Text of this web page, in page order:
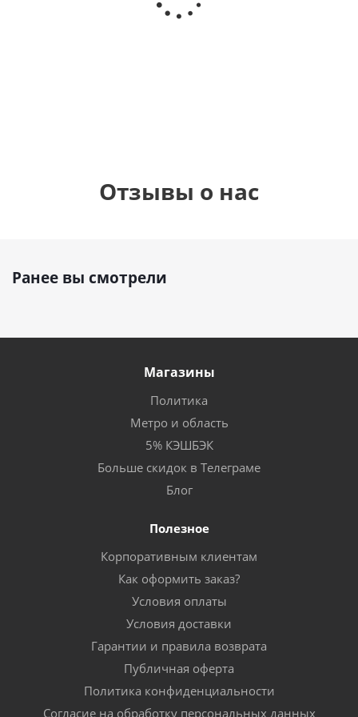
Сердце розовое
Отзывы о нас
Ранее вы смотрели
Магазины
Политика
Метро и область
5% КЭШБЭК
Больше скидок в Телеграме
Блог
Полезное
Корпоративным клиентам
Как оформить заказ?
Условия оплаты
Условия доставки
Гарантии и правила возврата
Публичная оферта
Политика конфиденциальности
Согласие на обработку персональных данных